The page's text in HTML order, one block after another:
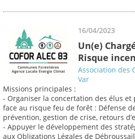
16/04/2023
Un(e)
Risque
Association des
Var
Missions principales :
- Organiser la concertation des élus
face au risque feu de forêt : Défense
prévention, gestion de crise, retours
- Appuyer le développement des
aux Obligations Légales de